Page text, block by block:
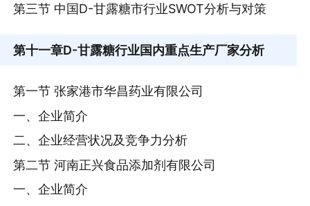
第三节 中国D-甘露糖市行业SWOT分析与对策
第十一章D-甘露糖行业国内重点生产厂家分析
第一节 张家港市华昌药业有限公司
一、企业简介
二、企业经营状况及竞争力分析
第二节 河南正兴食品添加剂有限公司
一、企业简介